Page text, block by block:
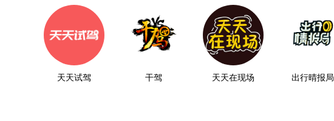
天天试驾 干驾 天天在现场 出行晴报局